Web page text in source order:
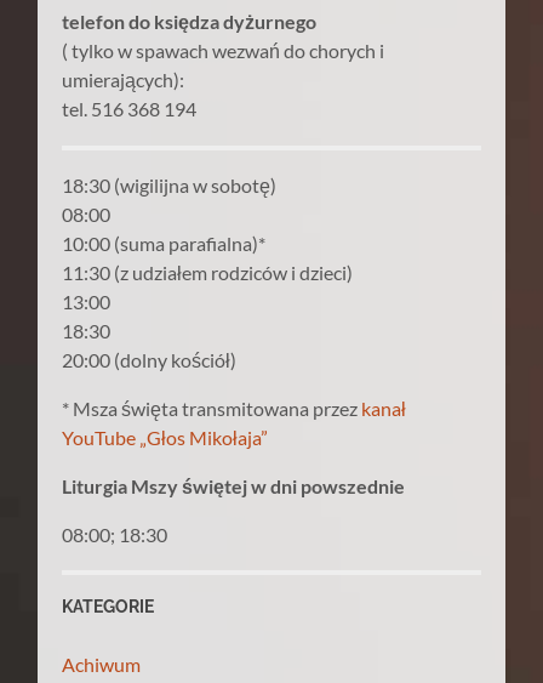
telefon do księdza dyżurnego
( tylko w spawach wezwań do chorych i
umierających):
tel. 516 368 194
18:30 (wigilijna w sobotę)
08:00
10:00 (suma parafialna)*
11:30 (z udziałem rodziców i dzieci)
13:00
18:30
20:00 (dolny kościół)
* Msza święta transmitowana przez kanał
YouTube „Głos Mikołaja”
Liturgia Mszy świętej w dni powszednie
08:00; 18:30
KATEGORIE
Achiwum